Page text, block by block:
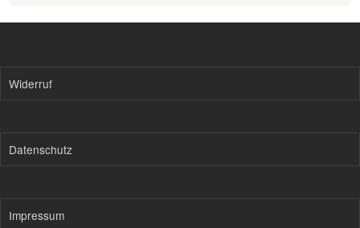
Widerruf
Datenschutz
Impressum